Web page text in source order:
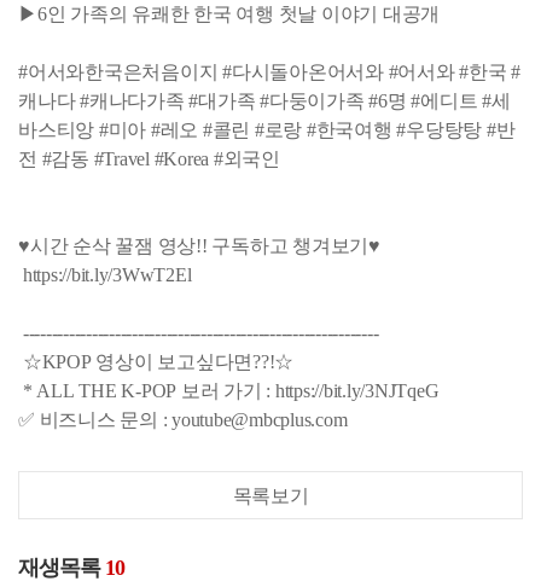
▶6인 가족의 유쾌한 한국 여행 첫날 이야기 대공개
#어서와한국은처음이지 #다시돌아온어서와 #어서와 #한국 #
캐나다 #캐나다가족 #대가족 #다둥이가족 #6명 #에디트 #세
바스티앙 #미아 #레오 #콜린 #로랑 #한국여행 #우당탕탕 #반
전 #감동 #Travel #Korea #외국인
♥시간 순삭 꿀잼 영상!! 구독하고 챙겨보기♥
https://bit.ly/3WwT2El
--------------------------------------------------------------
☆KPOP 영상이 보고싶다면??!☆
* ALL THE K-POP 보러 가기 : https://bit.ly/3NJTqeG
✅ 비즈니스 문의 : youtube@mbcplus.com
목록보기
재생목록 10